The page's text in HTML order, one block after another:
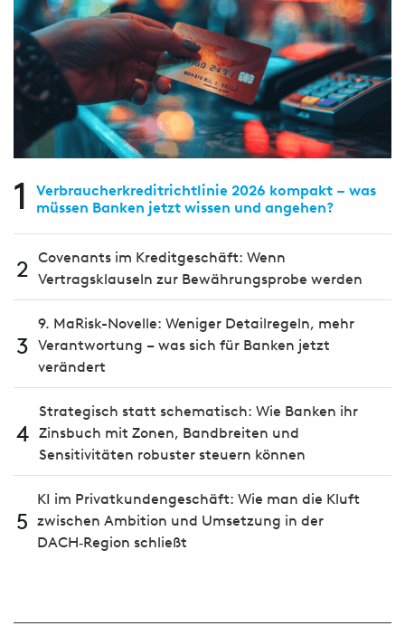
1
Verbraucherkreditrichtlinie 2026 kompakt – was
müssen Banken jetzt wissen und angehen?
2 Covenants im Kreditgeschäft: Wenn
Vertragsklauseln zur Bewährungsprobe werden
3
9. MaRisk-Novelle: Weniger Detailregeln, mehr
Verantwortung – was sich für Banken jetzt
verändert
4
Strategisch statt schematisch: Wie Banken ihr
Zinsbuch mit Zonen, Bandbreiten und
Sensitivitäten robuster steuern können
5
KI im Privatkundengeschäft: Wie man die Kluft
zwischen Ambition und Umsetzung in der
DACH‑Region schließt